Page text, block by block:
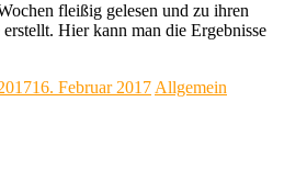
fleißig gelesen und zu ihren
Hier kann man die Ergebnisse
16. Februar 2017 Allgemein